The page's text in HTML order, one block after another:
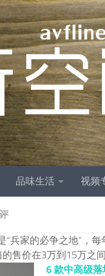
品味生活 视频
“兵家的必争之地”，
售价在3万到15万之
6 款中高级